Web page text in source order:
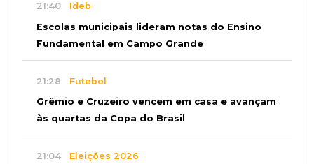
21:40 Ideb
Escolas municipais lideram notas do Ensino
Fundamental em Campo Grande
21:28 Futebol
Grêmio e Cruzeiro vencem em casa e avançam
às quartas da Copa do Brasil
21:04 Eleições 2026